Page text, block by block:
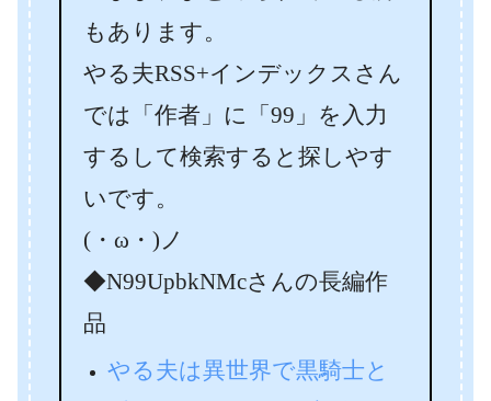
もあります。
やる夫RSS+インデックスさん
では「作者」に「99」を入力
するして検索すると探しやす
いです。
(・ω・)ノ
◆N99UpbkNMcさんの長編作
品
やる夫は異世界で黒騎士と